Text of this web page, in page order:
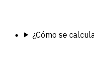
¿Cómo se